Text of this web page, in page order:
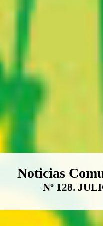
Boletín
Noticias
Nº 128.